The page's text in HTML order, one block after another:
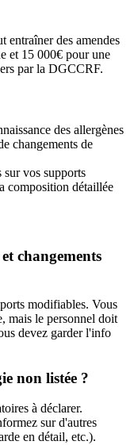
entraîner des amendes
et 15 000€ pour une
par la DGCCRF.
des allergènes
changements de
vos supports
composition détaillée
changements
modifiables. Vous
mais le personnel doit
devez garder l'info
non listée ?
à déclarer.
sur d'autres
en détail, etc.).